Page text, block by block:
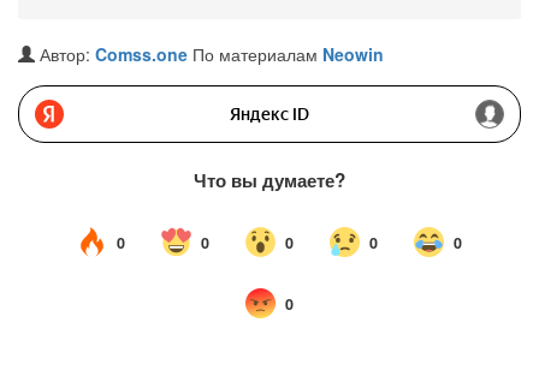
Автор: Comss.one По материалам Neowin